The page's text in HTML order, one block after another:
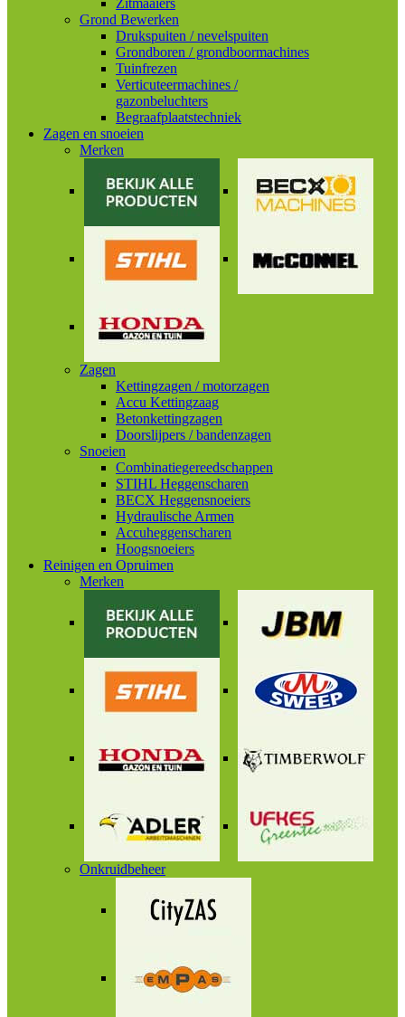
Zitmaaiers
Grond Bewerken
Drukspuiten / nevelspuiten
Grondboren / grondboormachines
Tuinfrezen
Verticuteermachines /
gazonbeluchters
Begraafplaatstechniek
Zagen en snoeien
Merken
Zagen
Kettingzagen / motorzagen
Accu Kettingzaag
Betonkettingzagen
Doorslijpers / bandenzagen
Snoeien
Combinatiegereedschappen
STIHL Heggenscharen
BECX Heggensnoeiers
Hydraulische Armen
Accuheggenscharen
Hoogsnoeiers
Reinigen en Opruimen
Merken
Onkruidbeheer